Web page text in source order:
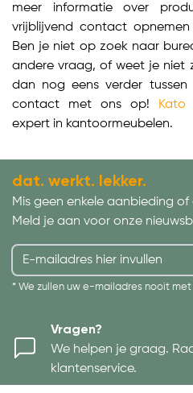
meer informatie over
vrijblijvend contact
Ben je niet op zoek naar
andere vraag, of weet je niet
dan nog eens verder
contact met ons op! Kato
expert in kantoormeubelen.
dat. werkt. lekker.
Mis geen enkele aanbieding of
Meld je aan voor onze
* We zullen uw e-mailadres nooit
Vragen?
We helpen je graag.
klantenservice.